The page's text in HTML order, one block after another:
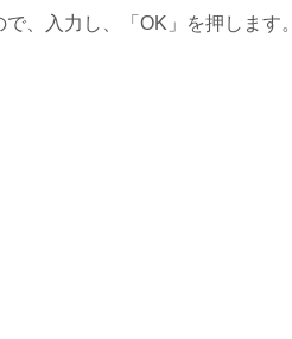
、入力し、「OK」を押します。